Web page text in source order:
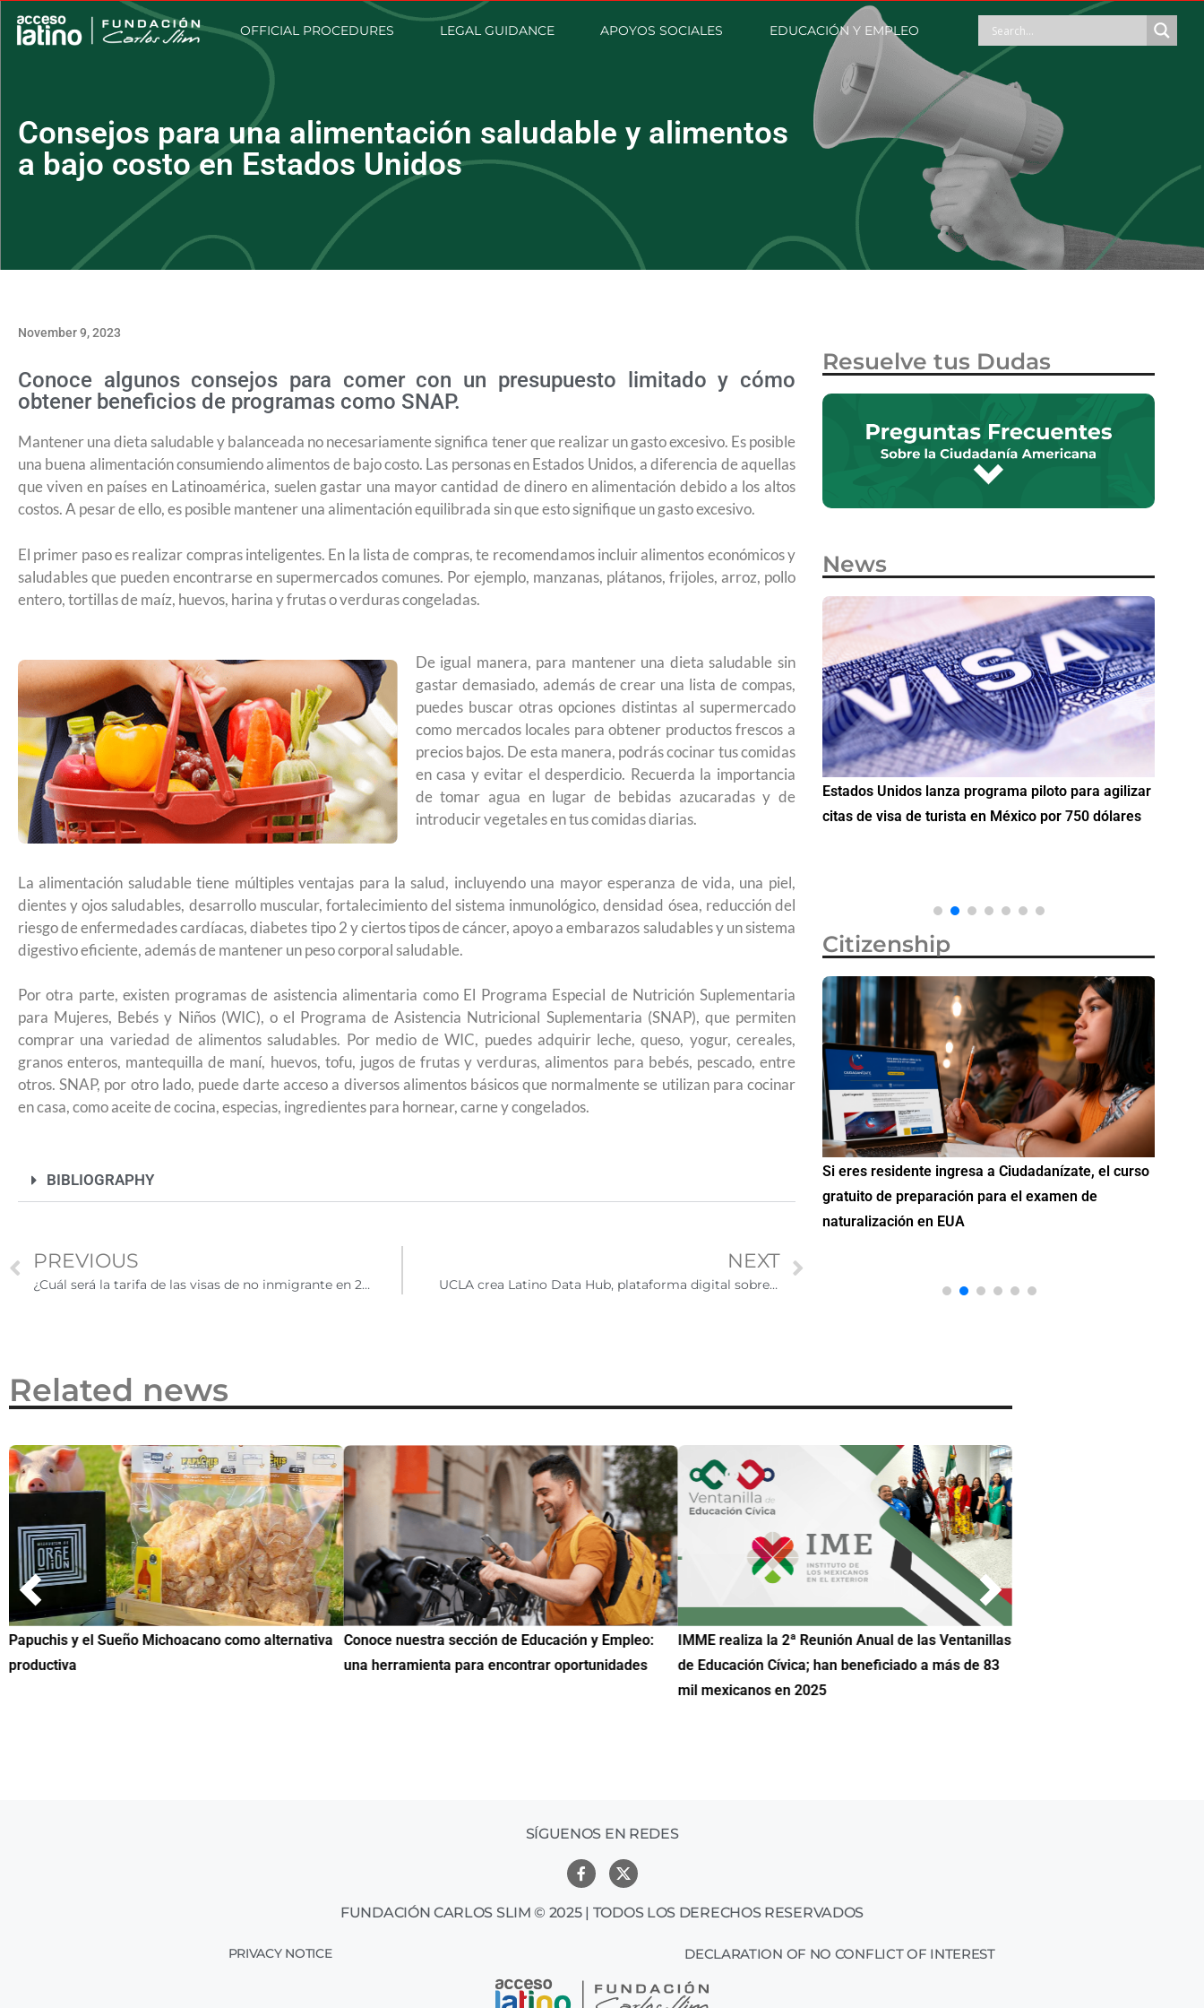
OFFICIAL PROCEDURES LEGAL GUIDANCE APOYOS SOCIALES EDUCACIÓN Y EMPLEO
Consejos para una alimentación saludable y alimentos
a bajo costo en Estados Unidos
November 9, 2023
Conoce algunos consejos para comer con un presupuesto limitado y cómo
obtener beneficios de programas como SNAP.
Mantener una dieta saludable y balanceada no necesariamente significa tener que realizar un gasto excesivo. Es posible
una buena alimentación consumiendo alimentos de bajo costo. Las personas en Estados Unidos, a diferencia de aquellas
que viven en países en Latinoamérica, suelen gastar una mayor cantidad de dinero en alimentación debido a los altos
costos. A pesar de ello, es posible mantener una alimentación equilibrada sin que esto signifique un gasto excesivo.
El primer paso es realizar compras inteligentes. En la lista de compras, te recomendamos incluir alimentos económicos y
saludables que pueden encontrarse en supermercados comunes. Por ejemplo, manzanas, plátanos, frijoles, arroz, pollo
entero, tortillas de maíz, huevos, harina y frutas o verduras congeladas.
De igual manera, para mantener una dieta saludable sin
gastar demasiado, además de crear una lista de compas,
puedes buscar otras opciones distintas al supermercado
como mercados locales para obtener productos frescos a
precios bajos. De esta manera, podrás cocinar tus comidas
en casa y evitar el desperdicio. Recuerda la importancia
de tomar agua en lugar de bebidas azucaradas y de
introducir vegetales en tus comidas diarias.
La alimentación saludable tiene múltiples ventajas para la salud, incluyendo una mayor esperanza de vida, una piel,
dientes y ojos saludables, desarrollo muscular, fortalecimiento del sistema inmunológico, densidad ósea, reducción del
riesgo de enfermedades cardíacas, diabetes tipo 2 y ciertos tipos de cáncer, apoyo a embarazos saludables y un sistema
digestivo eficiente, además de mantener un peso corporal saludable.
Por otra parte, existen programas de asistencia alimentaria como El Programa Especial de Nutrición Suplementaria
para Mujeres, Bebés y Niños (WIC), o el Programa de Asistencia Nutricional Suplementaria (SNAP), que permiten
comprar una variedad de alimentos saludables. Por medio de WIC, puedes adquirir leche, queso, yogur, cereales,
granos enteros, mantequilla de maní, huevos, tofu, jugos de frutas y verduras, alimentos para bebés, pescado, entre
otros. SNAP, por otro lado, puede darte acceso a diversos alimentos básicos que normalmente se utilizan para cocinar
en casa, como aceite de cocina, especias, ingredientes para hornear, carne y congelados.
BIBLIOGRAPHY
PREVIOUS
¿Cuál será la tarifa de las visas de no inmigrante en 2024?
NEXT
UCLA crea Latino Data Hub, plataforma digital sobre datos de las comunidades latinas de todo EE.UU.
Resuelve tus Dudas
News
USCIS anuncia cambio de regla que le permite
remitir casos de asilo a jueces de inmigración sin
entrevistar al solicitante
Conoce los cursos de construcción en Capacítate
para el Empleo
Estados Unidos lanza programa piloto para agilizar
citas de visa de turista en México por 750 dólares
Citizenship
Si eres residente ingresa a Ciudadanízate, el curso
gratuito de preparación para el examen de
naturalización en EUA
Related news
Papuchis y el Sueño Michoacano como alternativa
productiva
Conoce nuestra sección de Educación y Empleo:
una herramienta para encontrar oportunidades
IMME realiza la 2ª Reunión Anual de las Ventanillas
de Educación Cívica; han beneficiado a más de 83
mil mexicanos en 2025
SÍGUENOS EN REDES
FUNDACIÓN CARLOS SLIM © 2025 | TODOS LOS DERECHOS RESERVADOS
PRIVACY NOTICE DECLARATION OF NO CONFLICT OF INTEREST